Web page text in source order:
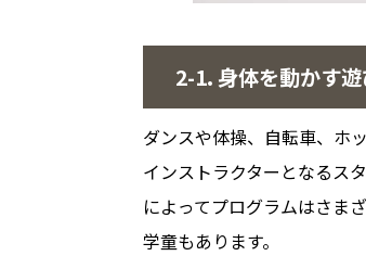
2-1. 身体を動かす
ダンスや体操、自転車、ホ
インストラクターとなるス
によってプログラムはさま
学童もあります。